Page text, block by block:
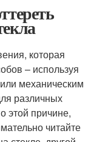
которая
– используя
механическим
различных
этой причине,
читайте